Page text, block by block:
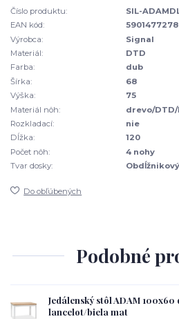
Číslo produktu:
SIL-
EAN kód:
Výrobca:
Signal
Materiál:
DTD
Farba:
dub
Šírka:
68
Výška:
75
Materiál nôh:
drevo/DTD/
Rozkladací:
nie
Dĺžka:
120
Počet nôh:
4 nohy
Tvar dosky:
Obdĺžnikový
Do obľúbených
Podobné
Jedálenský stôl ADAM 100x60
lancelot/biela mat